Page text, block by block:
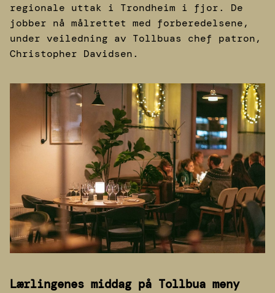
regionale uttak i Trondheim i fjor. De
jobber nå målrettet med forberedelsene,
under veiledning av Tollbuas chef patron,
Christopher Davidsen.
Lærlingenes middag på Tollbua meny